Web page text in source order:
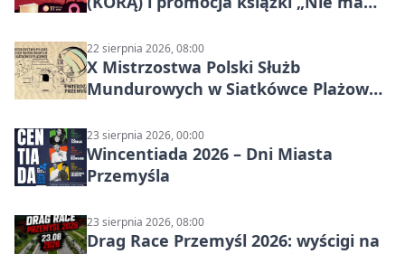
22 sierpnia 2026, 08:00
X Mistrzostwa Polski Służb
Mundurowych w Siatkówce Plażowej
23 sierpnia 2026, 00:00
Wincentiada 2026 – Dni Miasta
Przemyśla
23 sierpnia 2026, 08:00
Drag Race Przemyśl 2026: wyścigi na